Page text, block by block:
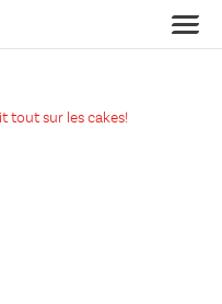
tout sur les cakes!